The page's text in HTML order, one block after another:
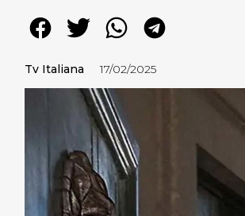
Tv Italiana 17/02/2025